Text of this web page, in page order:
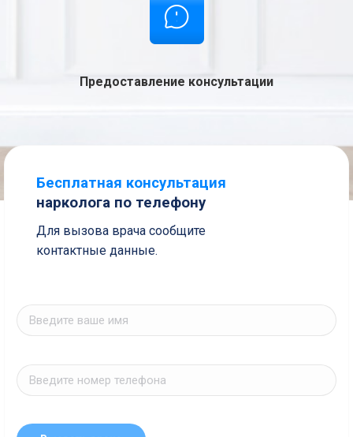
Предоставление консультации
Бесплатная консультация
нарколога по телефону
Для вызова врача сообщите
контактные данные.